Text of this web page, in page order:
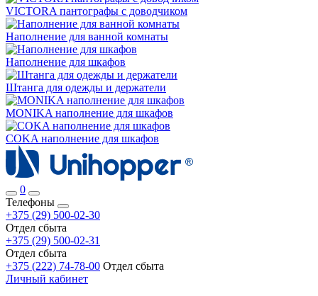
VICTORA пантографы с доводчиком
Наполнение для ванной комнаты
Наполнение для шкафов
Штанга для одежды и держатели
MONIKA наполнение для шкафов
COKA наполнение для шкафов
0
Телефоны
+375 (29) 500-02-30
Отдел сбыта
+375 (29) 500-02-31
Отдел сбыта
+375 (222) 74-78-00 Отдел сбыта
Личный кабинет